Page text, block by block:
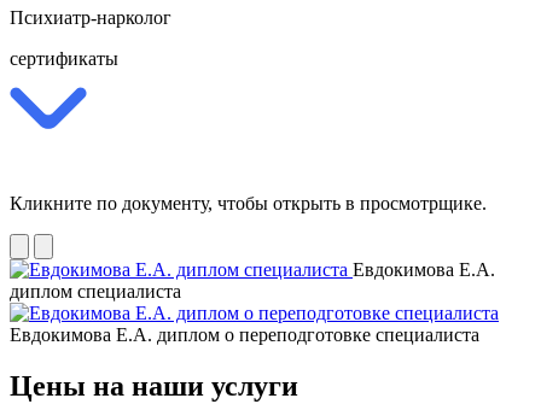
Психиатр-нарколог
сертификаты
Кликните по документу, чтобы открыть в просмотрщике.
Евдокимова Е.А.
диплом специалиста
Евдокимова Е.А. диплом о переподготовке специалиста
Цены на наши услуги